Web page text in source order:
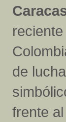
de
frente